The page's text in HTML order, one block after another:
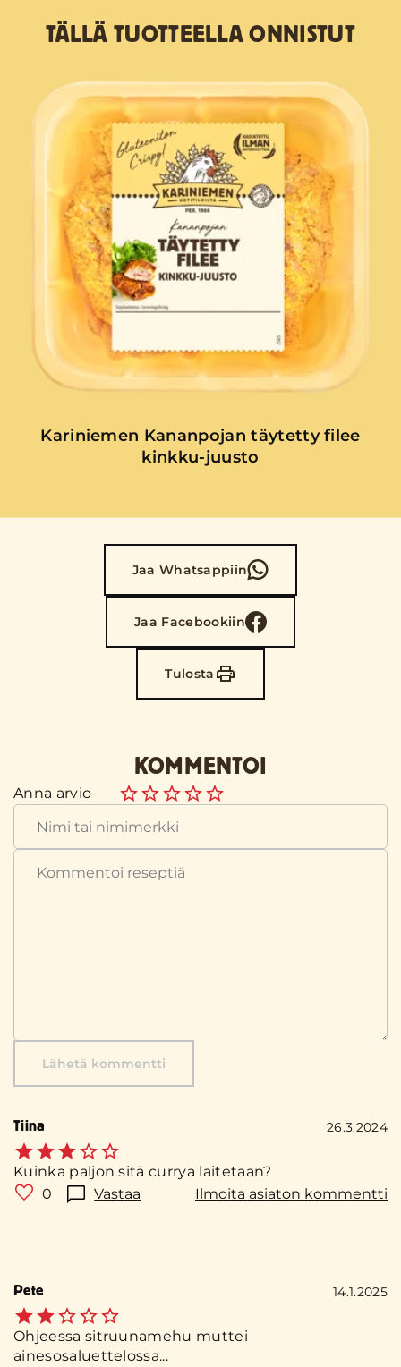
TÄLLÄ TUOTTEELLA ONNISTUT
Kariniemen Kananpojan täytetty filee
kinkku-juusto
Jaa Whatsappiin
Jaa Facebookiin
Tulosta
KOMMENTOI
Anna arvio
Lähetä kommentti
Tiina 26.3.2024
Kuinka paljon sitä currya laitetaan?
0
Vastaa Ilmoita asiaton kommentti
Pete 14.1.2025
Ohjeessa sitruunamehu muttei
ainesosaluettelossa...